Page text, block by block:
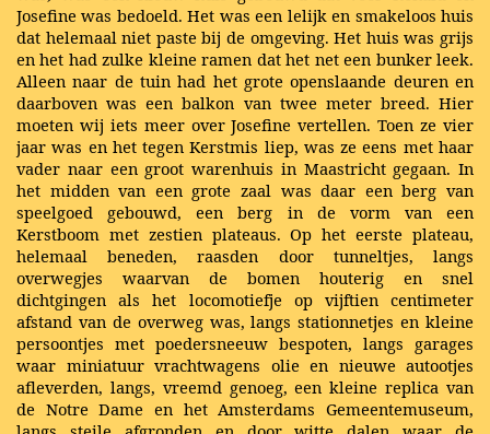
Josefine was bedoeld. Het was een lelijk en smakeloos huis
dat helemaal niet paste bij de omgeving. Het huis was grijs
en het had zulke kleine ramen dat het net een bunker leek.
Alleen naar de tuin had het grote openslaande deuren en
daarboven was een balkon van twee meter breed. Hier
moeten wij iets meer over Josefine vertellen. Toen ze vier
jaar was en het tegen Kerstmis liep, was ze eens met haar
vader naar een groot warenhuis in Maastricht gegaan. In
het midden van een grote zaal was daar een berg van
speelgoed gebouwd, een berg in de vorm van een
Kerstboom met zestien plateaus. Op het eerste plateau,
helemaal beneden, raasden door tunneltjes, langs
overwegjes waarvan de bomen houterig en snel
dichtgingen als het locomotiefje op vijftien centimeter
afstand van de overweg was, langs stationnetjes en kleine
persoontjes met poedersneeuw bespoten, langs garages
waar miniatuur vrachtwagens olie en nieuwe autootjes
afleverden, langs, vreemd genoeg, een kleine replica van
de Notre Dame en het Amsterdams Gemeentemuseum,